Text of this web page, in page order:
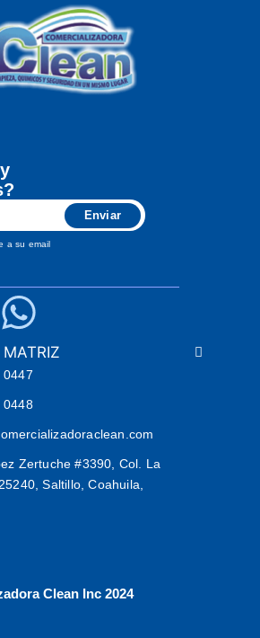
Enviar
a su email
0447
0448
Zertuche #3390, Col. La
Saltillo, Coahuila,
Clean Inc 2024